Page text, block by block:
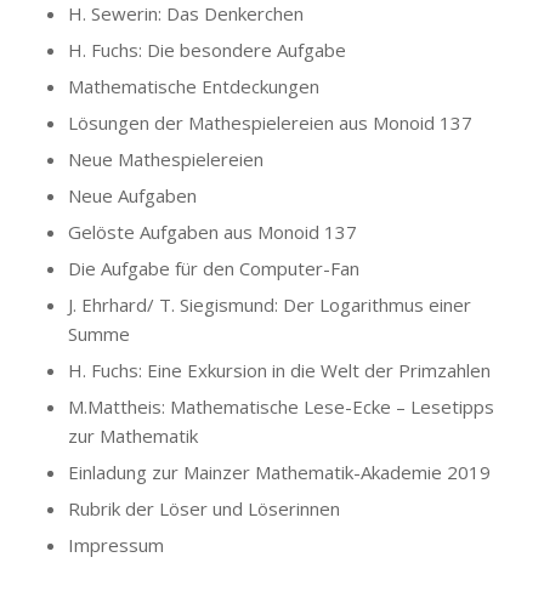
H. Sewerin: Das Denkerchen
H. Fuchs: Die besondere Aufgabe
Mathematische Entdeckungen
Lösungen der Mathespielereien aus Monoid 137
Neue Mathespielereien
Neue Aufgaben
Gelöste Aufgaben aus Monoid 137
Die Aufgabe für den Computer-Fan
J. Ehrhard/ T. Siegismund: Der Logarithmus einer
Summe
H. Fuchs: Eine Exkursion in die Welt der Primzahlen
M.Mattheis: Mathematische Lese-Ecke – Lesetipps
zur Mathematik
Einladung zur Mainzer Mathematik-Akademie 2019
Rubrik der Löser und Löserinnen
Impressum